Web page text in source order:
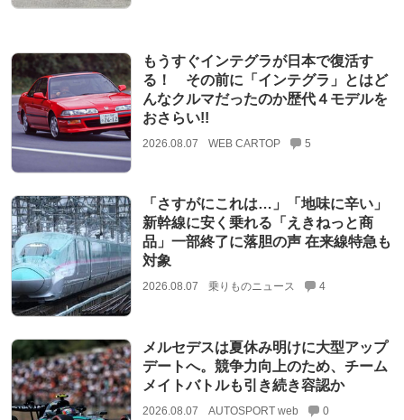
もうすぐインテグラが日本で復活す
る！ その前に「インテグラ」とはど
んなクルマだったのか歴代４モデルを
おさらい!!
2026.08.07 WEB CARTOP 5
「さすがにこれは…」「地味に辛い」
新幹線に安く乗れる「えきねっと商
品」一部終了に落胆の声 在来線特急も
対象
2026.08.07 乗りものニュース 4
メルセデスは夏休み明けに大型アップ
デートへ。競争力向上のため、チーム
メイトバトルも引き続き容認か
2026.08.07 AUTOSPORT web 0